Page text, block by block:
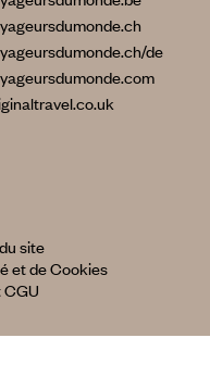
de
site
et de Cookies